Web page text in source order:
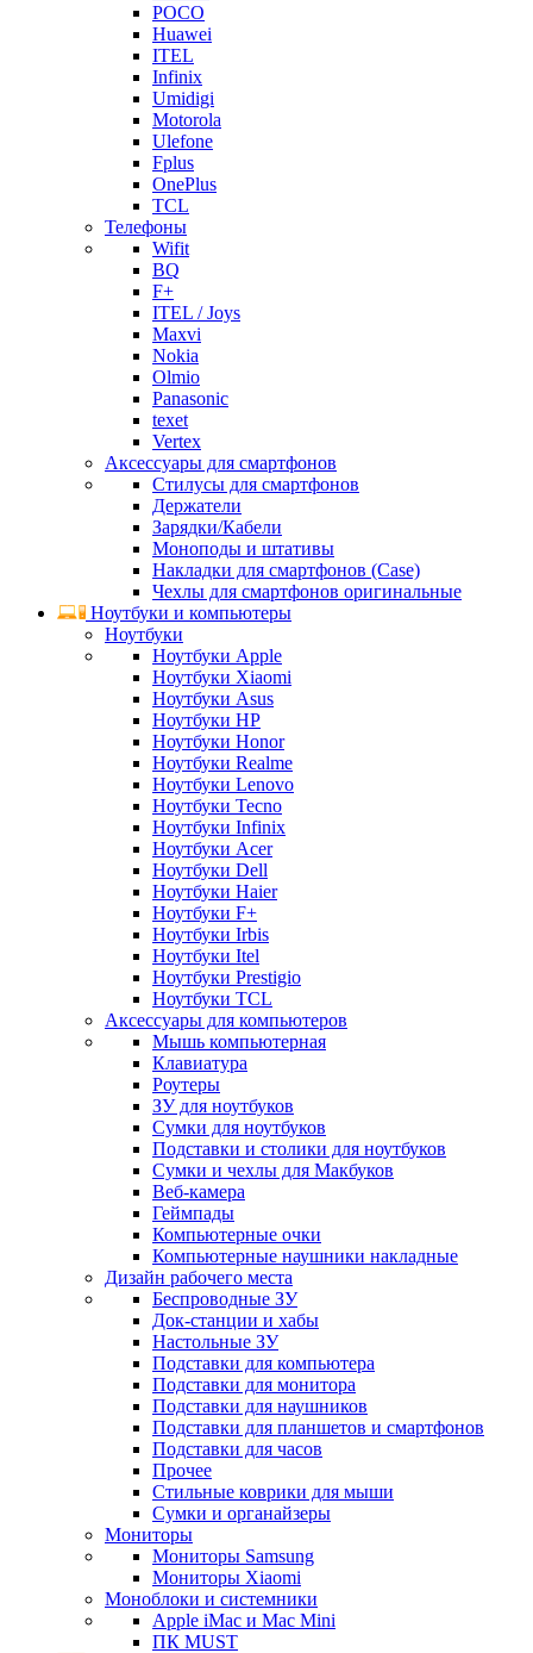
POCO
Huawei
ITEL
Infinix
Umidigi
Motorola
Ulefone
Fplus
OnePlus
TCL
Телефоны
Wifit
BQ
F+
ITEL / Joys
Maxvi
Nokia
Olmio
Panasonic
texet
Vertex
Аксессуары для смартфонов
Стилусы для смартфонов
Держатели
Зарядки/Кабели
Моноподы и штативы
Накладки для смартфонов (Case)
Чехлы для смартфонов оригинальные
Ноутбуки и компьютеры
Ноутбуки
Ноутбуки Apple
Ноутбуки Xiaomi
Ноутбуки Asus
Ноутбуки HP
Ноутбуки Honor
Ноутбуки Realme
Ноутбуки Lenovo
Ноутбуки Tecno
Ноутбуки Infinix
Ноутбуки Acer
Ноутбуки Dell
Ноутбуки Haier
Ноутбуки F+
Ноутбуки Irbis
Ноутбуки Itel
Ноутбуки Prestigio
Ноутбуки TCL
Аксессуары для компьютеров
Мышь компьютерная
Клавиатура
Роутеры
ЗУ для ноутбуков
Сумки для ноутбуков
Подставки и столики для ноутбуков
Сумки и чехлы для Макбуков
Веб-камера
Геймпады
Компьютерные очки
Компьютерные наушники накладные
Дизайн рабочего места
Беспроводные ЗУ
Док-станции и хабы
Настольные ЗУ
Подставки для компьютера
Подставки для монитора
Подставки для наушников
Подставки для планшетов и смартфонов
Подставки для часов
Прочее
Стильные коврики для мыши
Сумки и органайзеры
Мониторы
Мониторы Samsung
Мониторы Xiaomi
Моноблоки и системники
Apple iMac и Mac Mini
ПК MUST